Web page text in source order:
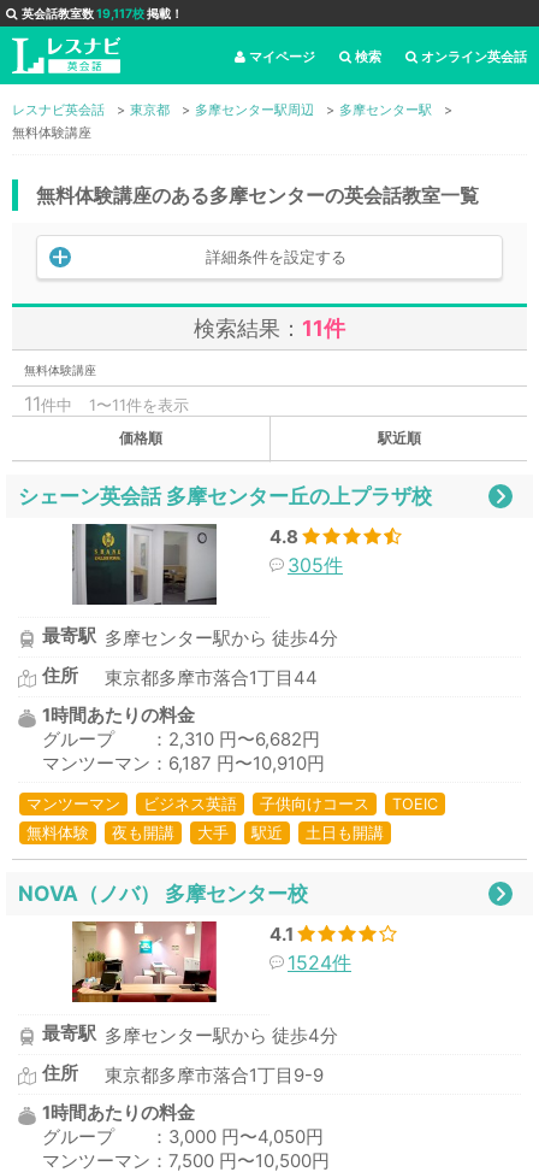
英会話教室数19,117校掲載！
オンライン英会話
検索
マイページ
レスナビ英会話 東京都 多摩センター駅周辺
多摩センター駅
無料体験講座
無料体験講座のある多摩センターの英会話教室一覧
詳細条件を設定する
検索結果： 11件
無料体験講座
11件中 1〜11件を表示
価格順 駅近順
シェーン英会話 多摩センター丘の上プラザ校
4.8
305件
最寄駅 多摩センター駅から 徒歩4分
住所
東京都多摩市落合1丁目44
1時間あたりの料金
グループ ：2,310 円〜6,682円
マンツーマン：6,187 円〜10,910円
マンツーマン ビジネス英語 子供向けコース
TOEIC
無料体験
夜も開講 大手 駅近 土日も開講
NOVA（ノバ） 多摩センター校
4.1
1524件
最寄駅 多摩センター駅から 徒歩4分
住所
東京都多摩市落合1丁目9-9
1時間あたりの料金
グループ ：3,000 円〜4,050円
マンツーマン：7,500 円〜10,500円